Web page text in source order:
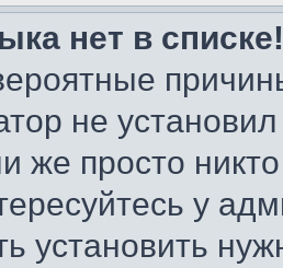
нет в списке!
не
же просто
у
установить